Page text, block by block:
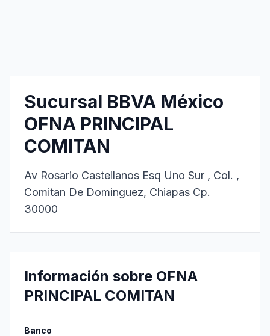
Sucursal BBVA México
OFNA PRINCIPAL
COMITAN
Av Rosario Castellanos Esq Uno Sur , Col. ,
Comitan De Dominguez, Chiapas Cp.
30000
Información sobre OFNA
PRINCIPAL COMITAN
Banco